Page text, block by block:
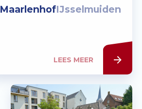
MaarlenhofIJsselmuiden
LEES MEER